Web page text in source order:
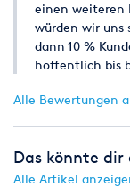
einen weiteren
würden wir uns
dann 10 %
hoffentlich bis
Alle Bewertungen
Das könnte
Alle Artikel